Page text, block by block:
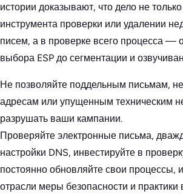
истории доказывают, что дело не
инструмента проверки или удалении
писем, а в проверке всего процесса —
выбора ESP до сегментации и
Не позволяйте поддельным письмам,
адресам или упущенным техническим
разрушать ваши кампании.
Проверяйте электронные письма,
настройки DNS, инвестируйте в
постоянно обновляйте свои процессы,
отрасли меры безопасности и практики